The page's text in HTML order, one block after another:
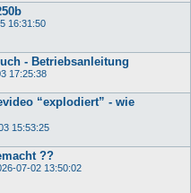
16:31:50
- Betriebsanleitung
17:25:38
“explodiert” - wie
15:53:25
??
07-02 13:50:02